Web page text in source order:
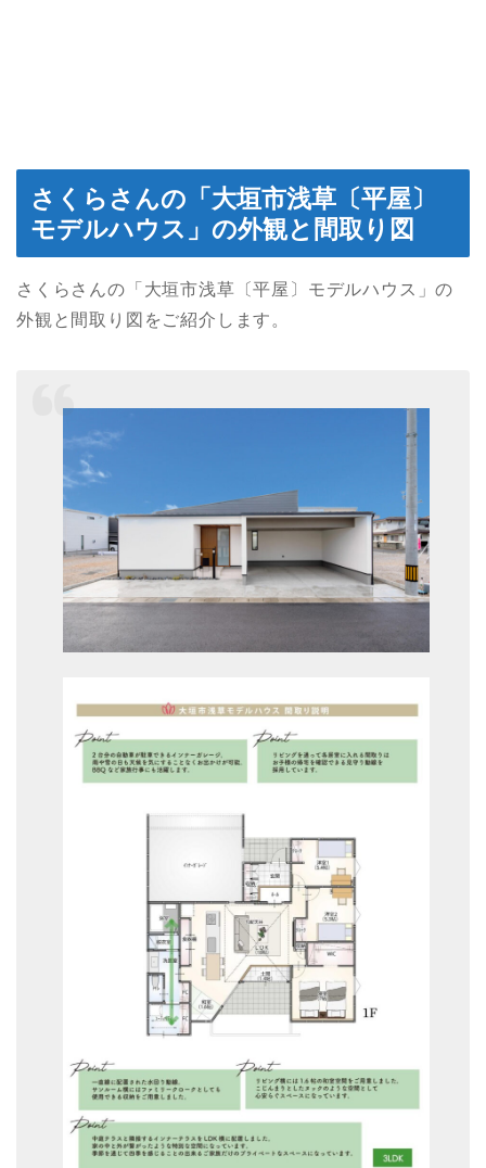
さくらさんの「大垣市浅草〔平屋〕
モデルハウス」の外観と間取り図
さくらさんの「大垣市浅草〔平屋〕モデルハウス」の
外観と間取り図をご紹介します。